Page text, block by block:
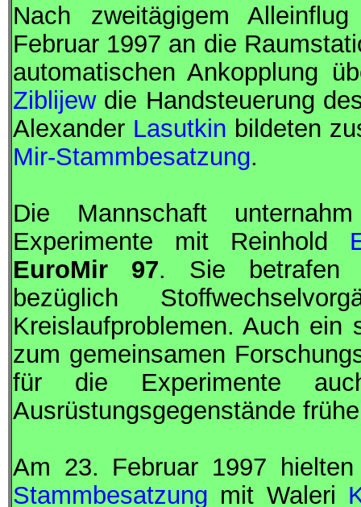
Nach zweitägigem
Februar 1997 an die
automatischen Ankopplung
Ziblijewdie Handsteuerung
Alexander Lasutkin bildeten
Mir-Stammbesatzung.
Die Mannschaft
Experimente mit Reinhold
EuroMir 97. Sie betrafen
bezüglich
Kreislaufproblemen. Auch ein
zum gemeinsamen
für die Experimente
Ausrüstungsgegenstände
Am 23. Februar 1997
Stammbesatzung mit Waleri